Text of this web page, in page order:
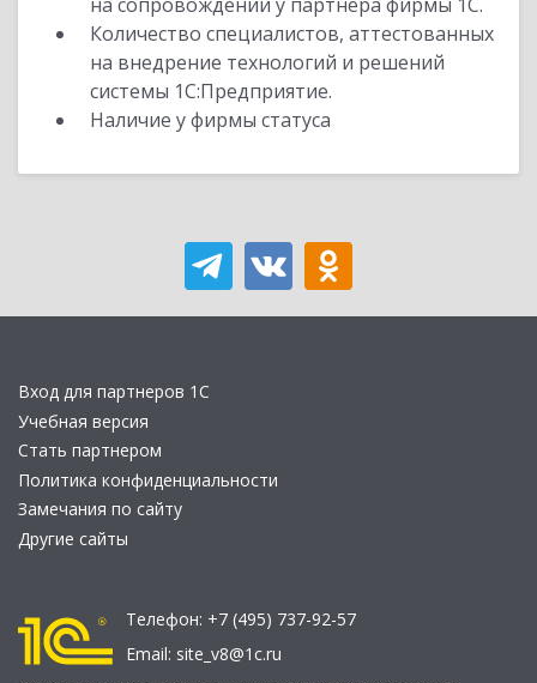
Количество специалистов, аттестованных
на внедрение технологий и решений
системы 1С:Предприятие.
Наличие у фирмы статуса
Вход для партнеров 1С
Учебная версия
Стать партнером
Политика конфиденциальности
Замечания по сайту
Другие сайты
Телефон: +7 (495) 737-92-57
Email: site_v8@1c.ru